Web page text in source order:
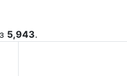
5,943.